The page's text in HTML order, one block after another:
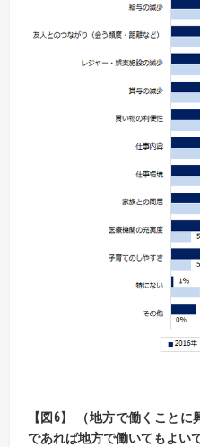
【図6】 （地方で働くこと
であれば地方で働いてもよい